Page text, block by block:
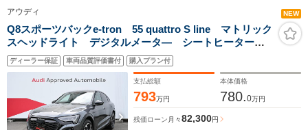
アウディ NEW
Q8スポーツバックe-tron 55 quattro S line マトリック
スヘッドライト デジタルメータ― シートヒーター
パワーシート サイレンスパッケージ インテリアパッ
ケージ 21インチアルミホイール ブラックスタイルパ
ッケージ
ディーラー保証 車両品質評価書付 購入プラン付
支払総額
793万円
本体価格
780.0万円
残価ローン 月々82,300円